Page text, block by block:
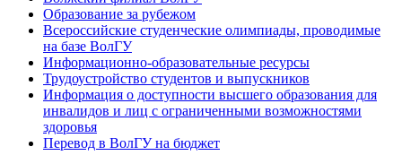
Образование за рубежом
Всероссийские студенческие олимпиады, проводимые
на базе ВолГУ
Информационно-образовательные ресурсы
Трудоустройство студентов и выпускников
Информация о доступности высшего образования для
инвалидов и лиц с ограниченными возможностями
здоровья
Перевод в ВолГУ на бюджет